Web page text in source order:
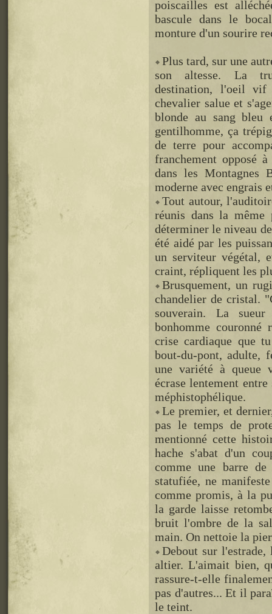
poiscailles est
bascule dans le
monture d'un sourire
Plus tard, sur une
son altesse. La
destination, l'oeil
chevalier salue et
blonde au sang
gentilhomme, ça
de terre pour
franchement opposé
dans les Montagnes
moderne avec engrais
Tout autour,
réunis dans la
déterminer le niveau
été aidé par les
un serviteur végétal,
craint, répliquent les
Brusquement, un
chandelier de cristal.
souverain. La
bonhomme
crise cardiaque que
bout-du-pont, adulte,
une variété à queue
écrase lentement
méphistophélique.
Le premier, et
pas le temps de
mentionné cette
hache s'abat d'un
comme une barre
statufiée, ne
comme promis, à la
la garde laisse
bruit l'ombre de la
main. On nettoie la
Debout sur
altier. L'aimait bien,
rassure-t-elle
pas d'autres... Et il
le teint.